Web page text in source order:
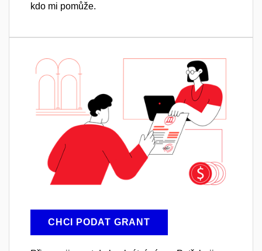
kdo mi pomůže.
CHCI PODAT GRANT